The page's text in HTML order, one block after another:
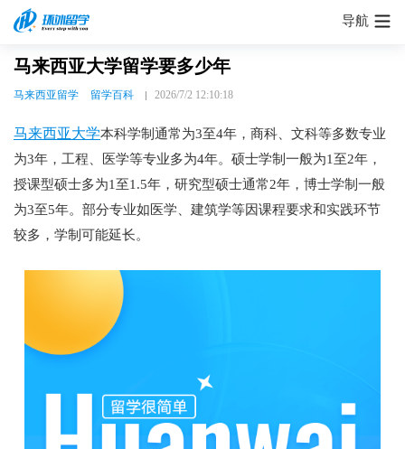
导航
马来西亚大学留学要多少年
马来西亚留学 留学百科 2026/7/2 12:10:18
马来西亚大学本科学制通常为3至4年，商科、文科等多数专业
为3年，工程、医学等专业多为4年。硕士学制一般为1至2年，
授课型硕士多为1至1.5年，研究型硕士通常2年，博士学制一般
为3至5年。部分专业如医学、建筑学等因课程要求和实践环节
较多，学制可能延长。